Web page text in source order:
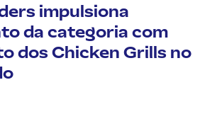
impulsiona
da categoria com
dos Chicken Grills no